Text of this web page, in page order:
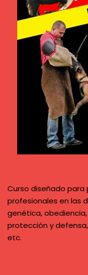
Curso diseñado
profesionales en las
genética,
protección y
etc.